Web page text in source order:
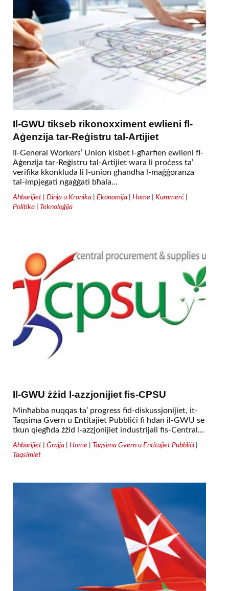
Il-GWU tikseb rikonoxximent ewlieni fl-
Aġenzija tar-Reġistru tal-Artijiet
Il-General Workers’ Union kisbet l-għarfien ewlieni fl-
Aġenzija tar-Reġistru tal-Artijiet wara li proċess ta’
verifika kkonkluda li l-union għandha l-maġġoranza
tal-impjegati ngaġġati bħala...
Aħbarijiet Dinja u Kronika Ekonomija Home Kummerċ
Politika
Teknoloġija
Il-GWU żżid l-azzjonijiet fis-CPSU
Minħabba nuqqas ta’ progress fid-diskussjonijiet, it-
Taqsima Gvern u Entitajiet Pubbliċi fi ħdan il-GWU se
tkun qiegħda żżid l-azzjonijiet industrijali fis-Central...
Aħbarijiet Ġrajja Home Taqsima Gvern u Entitajiet Pubbliċi
Taqsimiet